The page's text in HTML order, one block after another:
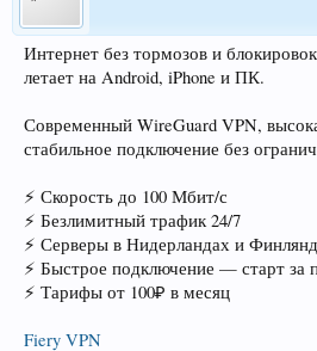
Интернет без тормозов и
летает на Android, iPhone и ПК.
Современный WireGuard VPN,
стабильное подключение без
⚡ Скорость до 100 Мбит/с
⚡ Безлимитный трафик 24/7
⚡ Серверы в Нидерландах и
⚡ Быстрое подключение — старт за
⚡ Тарифы от 100₽ в месяц
Fiery VPN